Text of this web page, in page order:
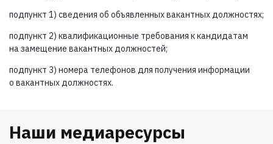
подпункт 1) сведения об объявленных вакантных должностях;
подпункт 2) квалификационные требования к кандидатам
на замещение вакантных должностей;
подпункт 3) номера телефонов для получения информации
о вакантных должностях.
Наши медиаресурсы